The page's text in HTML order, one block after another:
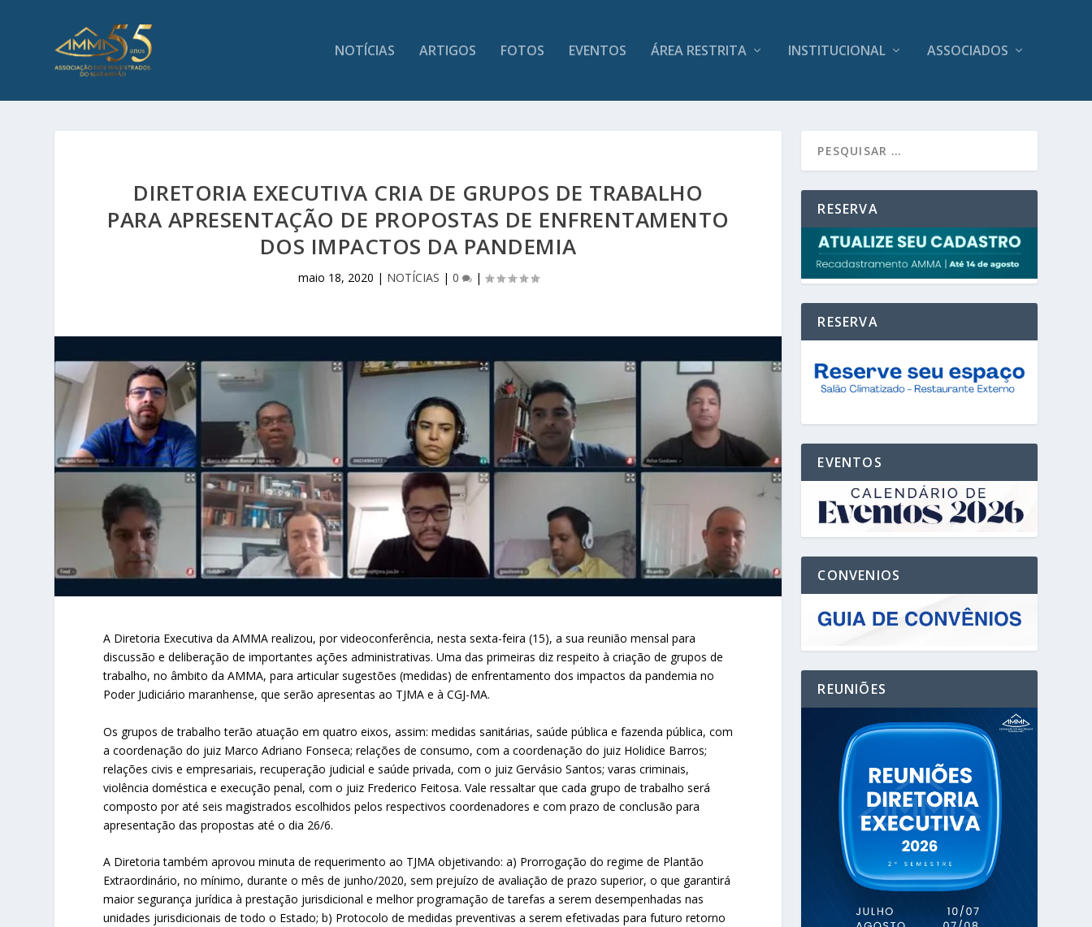
NOTÍCIAS ARTIGOS FOTOS EVENTOS ÁREA RESTRITA INSTITUCIONAL ASSOCIADOS
DIRETORIA EXECUTIVA CRIA DE GRUPOS DE TRABALHO
PARA APRESENTAÇÃO DE PROPOSTAS DE ENFRENTAMENTO
DOS IMPACTOS DA PANDEMIA
maio 18, 2020 | NOTÍCIAS | 0 |
A Diretoria Executiva da AMMA realizou, por videoconferência, nesta sexta-feira (15), a sua reunião mensal para
discussão e deliberação de importantes ações administrativas. Uma das primeiras diz respeito à criação de grupos de
trabalho, no âmbito da AMMA, para articular sugestões (medidas) de enfrentamento dos impactos da pandemia no
Poder Judiciário maranhense, que serão apresentas ao TJMA e à CGJ-MA.
Os grupos de trabalho terão atuação em quatro eixos, assim: medidas sanitárias, saúde pública e fazenda pública, com
a coordenação do juiz Marco Adriano Fonseca; relações de consumo, com a coordenação do juiz Holidice Barros;
relações civis e empresariais, recuperação judicial e saúde privada, com o juiz Gervásio Santos; varas criminais,
violência doméstica e execução penal, com o juiz Frederico Feitosa. Vale ressaltar que cada grupo de trabalho será
composto por até seis magistrados escolhidos pelos respectivos coordenadores e com prazo de conclusão para
apresentação das propostas até o dia 26/6.
A Diretoria também aprovou minuta de requerimento ao TJMA objetivando: a) Prorrogação do regime de Plantão
Extraordinário, no mínimo, durante o mês de junho/2020, sem prejuízo de avaliação de prazo superior, o que garantirá
maior segurança jurídica à prestação jurisdicional e melhor programação de tarefas a serem desempenhadas nas
unidades jurisdicionais de todo o Estado; b) Protocolo de medidas preventivas a serem efetivadas para futuro retorno
RESERVA
RESERVA
EVENTOS
CONVENIOS
REUNIÕES